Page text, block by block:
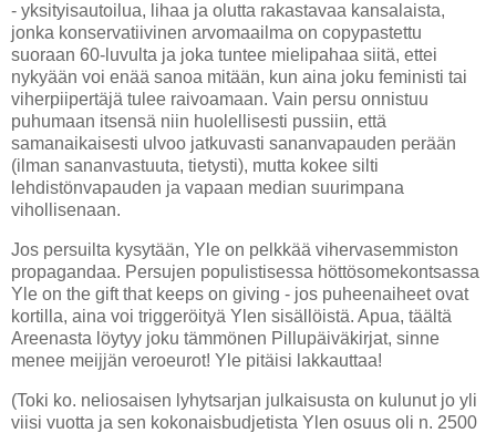
- yksityisautoilua, lihaa ja olutta rakastavaa kansalaista,
jonka konservatiivinen arvomaailma on copypastettu
suoraan 60-luvulta ja joka tuntee mielipahaa siitä, ettei
nykyään voi enää sanoa mitään, kun aina joku feministi tai
viherpiipertäjä tulee raivoamaan. Vain persu onnistuu
puhumaan itsensä niin huolellisesti pussiin, että
samanaikaisesti ulvoo jatkuvasti sananvapauden perään
(ilman sananvastuuta, tietysti), mutta kokee silti
lehdistönvapauden ja vapaan median suurimpana
vihollisenaan.
Jos persuilta kysytään, Yle on pelkkää vihervasemmiston
propagandaa. Persujen populistisessa höttösomekontsassa
Yle on the gift that keeps on giving - jos puheenaiheet ovat
kortilla, aina voi triggeröityä Ylen sisällöistä. Apua, täältä
Areenasta löytyy joku tämmönen Pillupäiväkirjat, sinne
menee meijjän veroeurot! Yle pitäisi lakkauttaa!
(Toki ko. neliosaisen lyhytsarjan julkaisusta on kulunut jo yli
viisi vuotta ja sen kokonaisbudjetista Ylen osuus oli n. 2500